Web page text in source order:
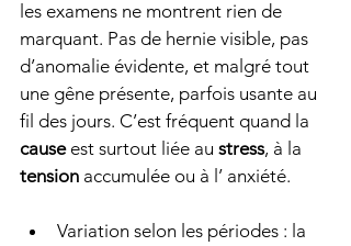
les examens ne montrent rien de
marquant. Pas de hernie visible, pas
d’anomalie évidente, et malgré tout
une gêne présente, parfois usante au
fil des jours. C’est fréquent quand la
cause est surtout liée au stress, à la
tension accumulée ou à l’ anxiété.
Variation selon les périodes : la